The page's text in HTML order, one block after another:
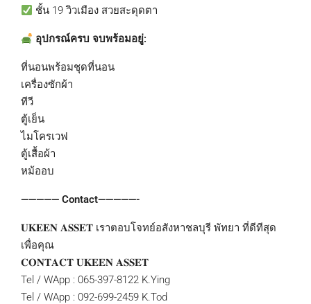
ชั้น 19 วิวเมือง สวยสะดุดตา
อุปกรณ์ครบ จบพร้อมอยู่:
ที่นอนพร้อมชุดที่นอน
เครื่องซักผ้า
ทีวี
ตู้เย็น
ไมโครเวฟ
ตู้เสื้อผ้า
หม้ออบ
————— Contact—————-
𝐔𝐊𝐄𝐄𝐍 𝐀𝐒𝐒𝐄𝐓 เราตอบโจทย์อสังหาชลบุรี พัทยา ที่ดีทีสุด
เพื่อคุณ
𝐂𝐎𝐍𝐓𝐀𝐂𝐓 𝐔𝐊𝐄𝐄𝐍 𝐀𝐒𝐒𝐄𝐓
Tel / WApp : 065-397-8122 K.Ying
Tel / WApp : 092-699-2459 K.Tod